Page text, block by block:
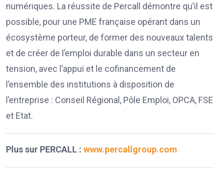
numériques. La réussite de Percall démontre qu’il est
possible, pour une PME française opérant dans un
écosystème porteur, de former des nouveaux talents
et de créer de l’emploi durable dans un secteur en
tension, avec l’appui et le cofinancement de
l’ensemble des institutions à disposition de
l’entreprise : Conseil Régional, Pôle Emploi, OPCA, FSE
et Etat.
Plus sur PERCALL : www.percallgroup.com